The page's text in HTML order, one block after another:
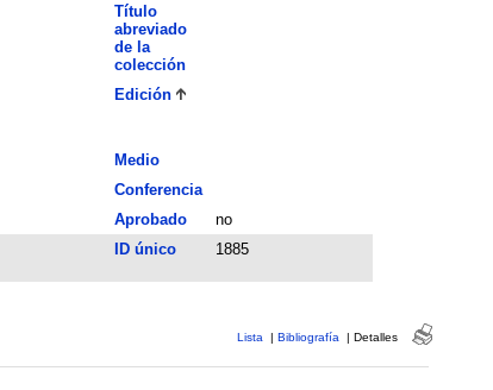
Título
abreviado
de la
colección
Edición
Medio
Conferencia
Aprobado
no
ID único 1885
Lista | Bibliografía | Detalles